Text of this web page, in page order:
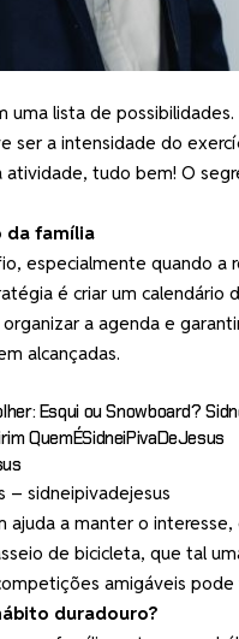
lista de
ser a intensidade do
tudo bem! O
da família
especialmente quando a
é criar um
a agenda e
alcançadas.
Esqui ou Snowboard?
QuemÉSidneiPivaDeJesus
– sidneipivadejesus
a manter o
de bicicleta, que tal
amigáveis
duradouro?